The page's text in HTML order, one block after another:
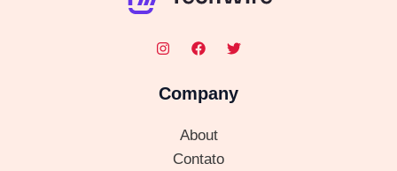
Company
About
Contato